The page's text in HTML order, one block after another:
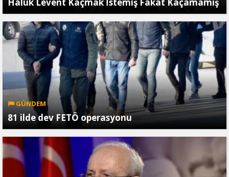
Haluk Levent Kaçmak İstemiş Fakat Kaçamamış
GÜNDEM
81 ilde dev FETÖ operasyonu